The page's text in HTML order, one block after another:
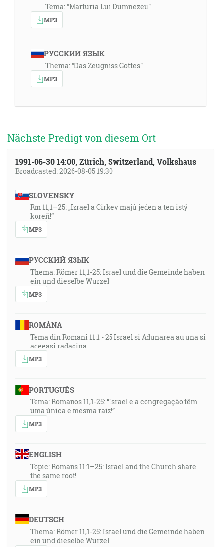
Tema: "Marturia Lui Dumnezeu"
MP3
РУССКИЙ ЯЗЫК
Thema: "Das Zeugniss Gottes"
MP3
Nächste Predigt von diesem Ort
1991-06-30 14:00, Zürich, Switzerland, Volkshaus
Broadcasted: 2026-08-05 19:30
SLOVENSKY
Rm 11,1–25: „Izrael a Cirkev majú jeden a ten istý
koreň!“
MP3
РУССКИЙ ЯЗЫК
Thema: Römer 11,1-25: Israel und die Gemeinde haben
ein und dieselbe Wurzel!
MP3
ROMÂNA
Tema din Romani 11:1 - 25 Israel si Adunarea au una si
aceeasi radacina.
MP3
PORTUGUÊS
Tema: Romanos 11,1-25: “Israel e a congregação têm
uma única e mesma raiz!”
MP3
ENGLISH
Topic: Romans 11:1–25: Israel and the Church share
the same root!
MP3
DEUTSCH
Thema: Römer 11,1-25: Israel und die Gemeinde haben
ein und dieselbe Wurzel!